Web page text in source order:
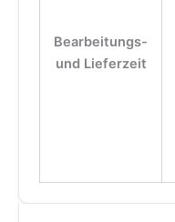
Bearbeitungs-
und Lieferzeit